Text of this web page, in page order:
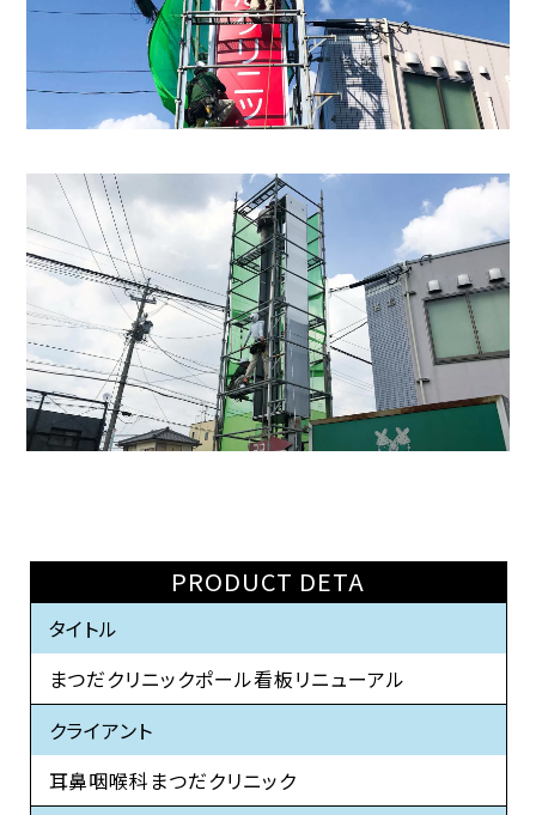
PRODUCT DETA
タイトル
まつだクリニックポール看板リニューアル
クライアント
耳鼻咽喉科まつだクリニック